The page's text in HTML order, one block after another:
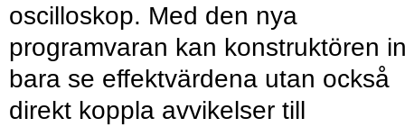
oscilloskop. Med den nya
programvaran kan konstruktören
bara se effektvärdena utan också
direkt koppla avvikelser till